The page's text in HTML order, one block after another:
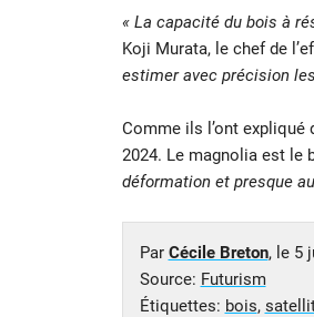
« La capacité du bois à
Koji Murata, le chef de
estimer avec précision
Comme ils l’ont
2024. Le magnolia est le
déformation et presque
Par Cécile Breton, le 5
Source: Futurism
Étiquettes: bois,